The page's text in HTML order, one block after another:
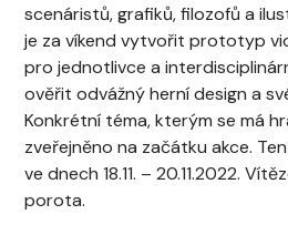
scenáristů, grafiků, filozofů a
je za víkend vytvořit prototyp
pro jednotlivce a
ověřit odvážný herní design a
Konkrétní téma, kterým se má
zveřejněno na začátku akce.
ve dnech 18.11. – 20.11.2022.
porota.